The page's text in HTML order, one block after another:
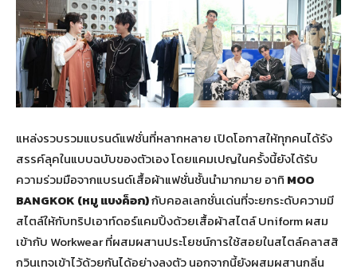
แหล่งรวบรวมแบรนด์แฟชั่นที่หลากหลาย เปิดโอกาสให้ทุกคนได้รัง
สรรค์ลุคในแบบฉบับของตัวเอง โดยแคมเปญในครั้งนี้ยังได้รับ
ความร่วมมือจากแบรนด์เสื้อผ้าแฟชั่นชั้นนำมากมาย อาทิ MOO
BANGKOK (หมู แบงค็อก)กับคอลเลกชั่นเด่นที่จะยกระดับความมี
สไตล์ให้กับทริปเอาท์ดอร์แคมปิ้งด้วยเสื้อผ้าสไตล์ Uniform ผสม
เข้ากับ Workwear ที่ผสมผสานประโยชน์การใช้สอยในสไตล์คลาสสิ
กวินเทจเข้าไว้ด้วยกันได้อย่างลงตัว นอกจากนี้ยังผสมผสานกลิ่น